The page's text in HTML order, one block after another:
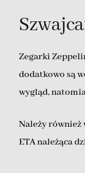
Zegarki
dodatkowo są
wygląd,
Należy również
ETA należąca